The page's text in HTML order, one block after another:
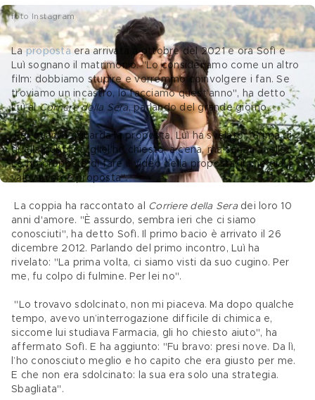
foto Instagram
La proposta era arrivata a ottobre del 2021 e ora Sofì e
Luì sognano il matrimonio. "Lo consideriamo come un altro
film: dobbiamo stupire e vorremmo coinvolgere i fan. Se
troviamo un incastro, lo facciamo quest’anno", ha detto
Luì al Corriere della Sera, parlando del grande giorno.
Per quanto riguarda la proposta, Luì ha svelato: "Prima di
quella pubblica, gliel'ho chiesto, a cena, ma senza anello.
Le ho proposto di fare il video della proposta, il che già
valeva come proposta".
La coppia ha raccontato al Corriere della Sera dei loro 10
anni d'amore. "È assurdo, sembra ieri che ci siamo
conosciuti", ha detto Sofì. Il primo bacio è arrivato il 26
dicembre 2012. Parlando del primo incontro, Luì ha
rivelato: "La prima volta, ci siamo visti da suo cugino. Per
me, fu colpo di fulmine. Per lei no".
tempo, avevo un’interrogazione difficile di chimica e,
siccome lui studiava Farmacia, gli ho chiesto aiuto", ha
affermato Sofì. E ha aggiunto: "Fu bravo: presi nove. Da lì,
l’ho conosciuto meglio e ho capito che era giusto per me.
E che non era sdolcinato: la sua era solo una strategia.
Sbagliata".